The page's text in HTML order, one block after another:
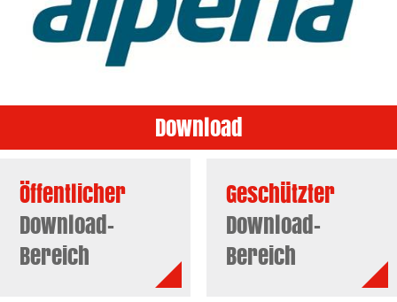
Download
Öffentlicher
Download-
Bereich
Geschützter
Download-
Bereich